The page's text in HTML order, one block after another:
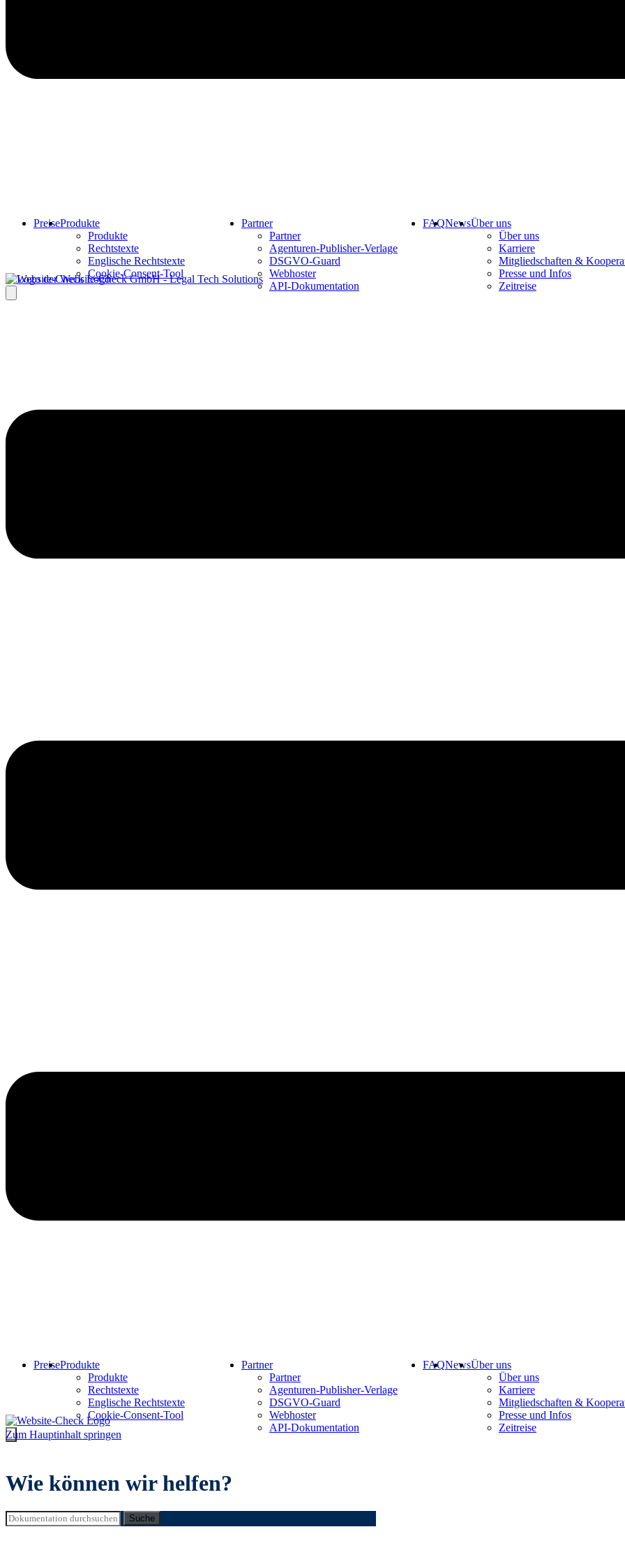
PreiseProdukte
Produkte
Rechtstexte
Englische Rechtstexte
Cookie-Consent-Tool
Partner
Partner
Agenturen-Publisher-Verlage
DSGVO-Guard
Webhoster
API-Dokumentation
FAQNewsÜber uns
Über uns
Karriere
Mitgliedschaften &
Presse und Infos
Zeitreise
PreiseProdukte
Produkte
Rechtstexte
Englische Rechtstexte
Cookie-Consent-Tool
Partner
Partner
Agenturen-Publisher-Verlage
DSGVO-Guard
Webhoster
API-Dokumentation
FAQNewsÜber uns
Über uns
Karriere
Mitgliedschaften &
Presse und Infos
Zeitreise
Zum Hauptinhalt springen
Wie können wir helfen?
Suche